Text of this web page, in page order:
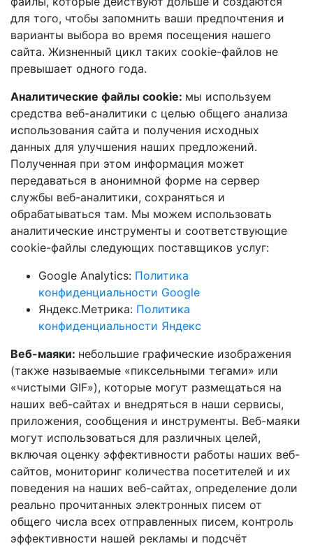
для того, чтобы запомнить ваши предпочтения и
варианты выбора во время посещения нашего
сайта. Жизненный цикл таких cookie-файлов не
превышает одного года.
Аналитические файлы cookie: мы используем
средства веб-аналитики с целью общего анализа
использования сайта и получения исходных
данных для улучшения наших предложений.
Полученная при этом информация может
передаваться в анонимной форме на сервер
службы веб-аналитики, сохраняться и
обрабатываться там. Мы можем использовать
аналитические инструменты и соответствующие
cookie-файлы следующих поставщиков услуг:
Google Analytics: Политика
конфиденциальности Google
Яндекс.Метрика: Политика
конфиденциальности Яндекс
Веб-маяки: небольшие графические изображения
(также называемые «пиксельными тегами» или
«чистыми GIF»), которые могут размещаться на
наших веб-сайтах и внедряться в наши сервисы,
приложения, сообщения и инструменты. Веб-маяки
могут использоваться для различных целей,
включая оценку эффективности работы наших веб-
сайтов, мониторинг количества посетителей и их
поведения на наших веб-сайтах, определение доли
реально прочитанных электронных писем от
общего числа всех отправленных писем, контроль
эффективности нашей рекламы и подсчёт